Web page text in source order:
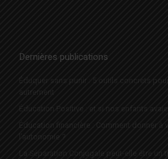
Dernières publications
Éduquer sans punir : 5 outils concrets
autrement
Éducation Positive : et si nos enfants
Éducation financière : Comment donner à
l’autonomie ?
La Séparation Conjugale peut-elle être un